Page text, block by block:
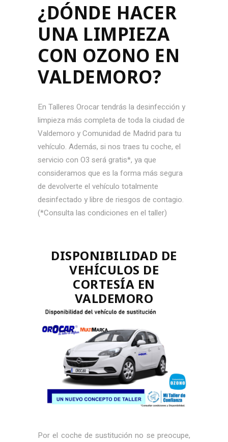
¿DÓNDE HACER
UNA LIMPIEZA
CON OZONO EN
VALDEMORO?
En Talleres Orocar tendrás la desinfección y
limpieza más completa de toda la ciudad de
Valdemoro y Comunidad de Madrid para tu
vehículo. Además, si nos traes tu coche, el
servicio con O3 será gratis*, ya que
consideramos que es la forma más segura
de devolverte el vehículo totalmente
desinfectado y libre de riesgos de contagio.
(*Consulta las condiciones en el taller)
DISPONIBILIDAD DE
VEHÍCULOS DE
CORTESÍA EN
VALDEMORO
Por el coche de sustitución no se preocupe,